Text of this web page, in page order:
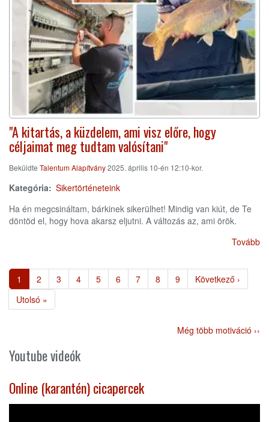
"A kitartás, a küzdelem, ami visz előre, hogy
céljaimat meg tudtam valósítani"
Beküldte Talentum Alapítvány2025. április 10-én 12:10-kor.
Kategória
Sikertörténeteink
Ha én megcsináltam, bárkinek sikerülhet! Mindig van kiút, de Te
döntöd el, hogy hova akarsz eljutni. A változás az, ami örök.
Tovább
Oldalszámozás
Jelenlegi
oldal
1 Page
2 Page
3 Page
4 Page
5 Page
6 Page
7 Page
8 Page
9
Következő
oldal
Következő ›
Utolsó
oldal
Utolsó »
Még több motiváció ››
Youtube videók
Online (karantén) cicapercek